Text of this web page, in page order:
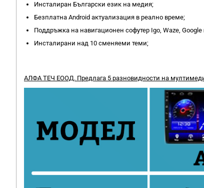
Инсталиран Български език на медия;
Безплатна Android актуализация в реално време;
Поддръжка на навигационен софутер Igo, Waze, Google
Инсталирани над 10 сменяеми теми;
АЛФА ТЕЧ ЕООД. Предлага 5 разновидности на